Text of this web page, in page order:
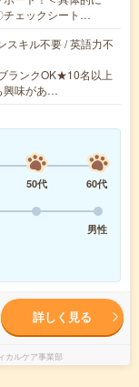
チェックシート…
スキル不要 / 英語力不
ランクOK★10名以上
興味があ…
50代
60代
男性
詳しく見る
カルケア事業部